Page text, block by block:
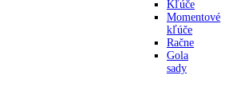
Kľúče
Momentové
kľúče
Račne
Gola
sady